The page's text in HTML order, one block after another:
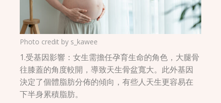
Photo credit by s_kawee
1.受基因影響：女生需擔任孕育生命的角色，大腿骨
往膝蓋的角度較開，導致天生骨盆寬大。此外基因
決定了個體脂肪分佈的傾向，有些人天生更容易在
下半身累積脂肪。